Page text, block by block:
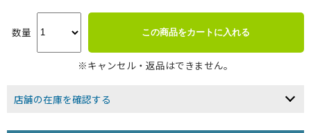
数量 この商品をカートに入れる
※キャンセル・返品はできません。
店舗の在庫を確認する